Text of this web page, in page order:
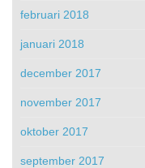
februari 2018
januari 2018
december 2017
november 2017
oktober 2017
september 2017